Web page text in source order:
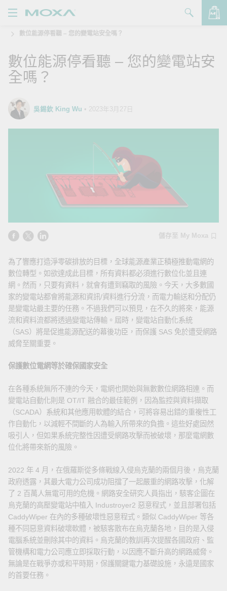
品
決方案
援
買
於我們
數位能源停看聽 – 您的變電站安全嗎？
數位能源停看聽 – 您的變電站安
全嗎？
吳錫欽 King Wu • 2023年3月27日
儲存至 My Moxa
為了響應打造淨零碳排放的目標，全球能源產業正積極推動電網的
數位轉型。如欲達成此目標，所有資料都必須進行數位化並且連
網。然而，只要有資料，就會有遭到竊取的風險。今天，大多數國
家的變電站都會將能源和資訊/資料進行分流，而電力輸送和分配仍
是變電站最主要的任務。不過我們可以預見，在不久的將來，能源
流和資料流都將透過變電站傳輸。屆時，變電站自動化系統
（SAS）將是促進能源配送的幕後功臣，而保護 SAS 免於遭受網路
威脅至關重要。
保護數位電網等於確保國家安全
在各種系統無所不連的今天，電網也開始與無數數位網路相連。而
變電站自動化則是 OT/IT 融合的最佳範例，因為監控與資料擷取
（SCADA）系統和其他應用軟體的結合，可將容易出錯的重複性工
作自動化，以減輕不間斷的人為輸入所帶來的負擔。這些好處固然
吸引人，但如果系統完整性因遭受網路攻擊而被破壞，那麼電網數
位化將帶來新的風險。
2022 年 4 月，在俄羅斯從多條戰線入侵烏克蘭的兩個月後，烏克蘭
政府透露，其最大電力公司成功阻擋了一起嚴重的網路攻擊，化解
了 2 百萬人無電可用的危機。網路安全研究人員指出，駭客企圖在
烏克蘭的高壓變電站中植入 Industroyer2 惡意程式，並且部署包括
CaddyWiper 在內的多種破壞性惡意程式。類似 CaddyWiper 等各
種不同惡意資料破壞軟體，被駭客散布在烏克蘭各地，目的是入侵
電腦系統並刪除其中的資料。烏克蘭的教訓再次提醒各國政府、監
管機構和電力公司應立即採取行動，以因應不斷升高的網路威脅。
無論是在戰爭亦或和平時期，保護關鍵電力基礎設施，永遠是國家
的首要任務。
查看詢價明細